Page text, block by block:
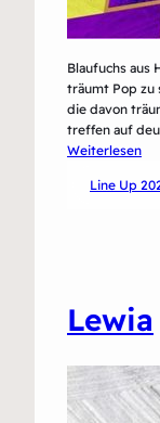
Blaufuchs aus
träumt Pop zu
die davon
treffen auf
Weiterlesen:
Line Up
Lewia